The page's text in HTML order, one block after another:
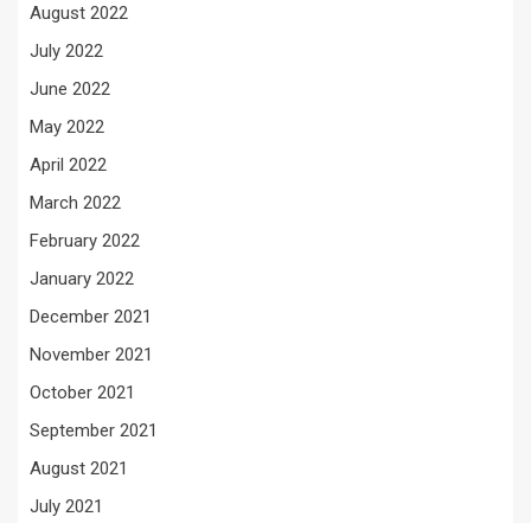
August 2022
July 2022
June 2022
May 2022
April 2022
March 2022
February 2022
January 2022
December 2021
November 2021
October 2021
September 2021
August 2021
July 2021